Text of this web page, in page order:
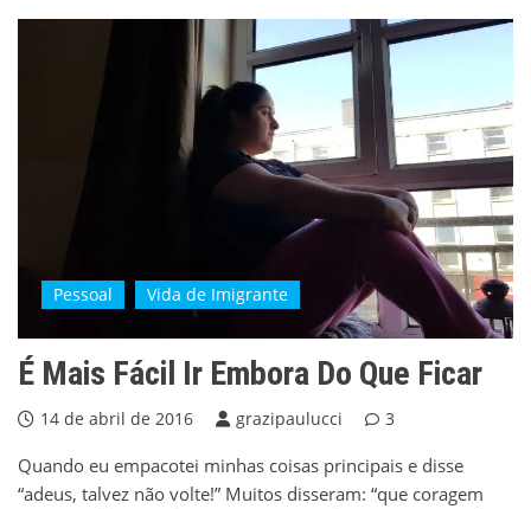
Pessoal Vida de Imigrante
É Mais Fácil Ir Embora Do Que Ficar
14 de abril de 2016 grazipaulucci 3
Quando eu empacotei minhas coisas principais e disse
“adeus, talvez não volte!” Muitos disseram: “que coragem